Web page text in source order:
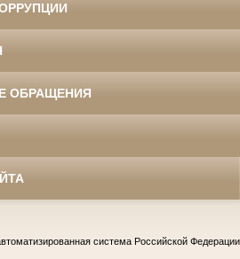
ОБРАЩЕНИЯ
система Российской